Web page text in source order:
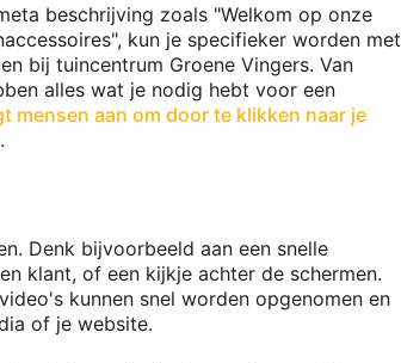
beschrijving zoals "Welkom op onze
kun je specifieker worden met
bij tuincentrum Groene Vingers. Van
alles wat je nodig hebt voor een
mensen aan om door te klikken naar je
Denk bijvoorbeeld aan een snelle
klant, of een kijkje achter de schermen.
kunnen snel worden opgenomen en
of je website.